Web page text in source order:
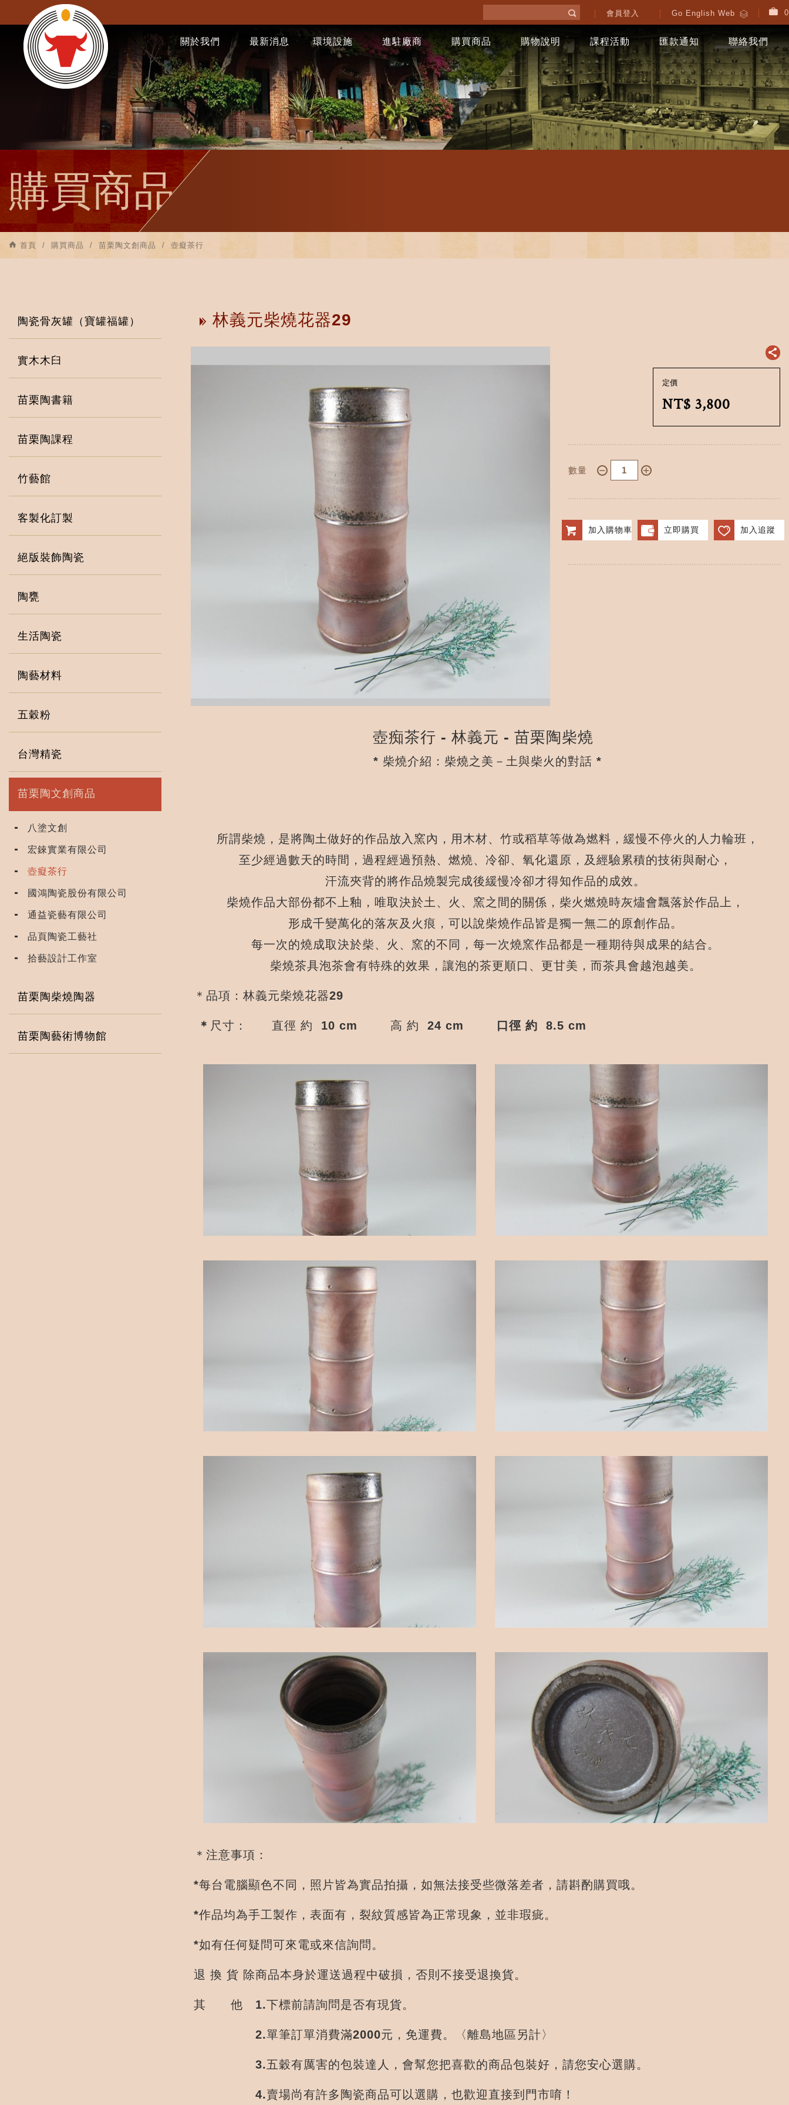
會員登入 Go English Web 0
關於我們 最新消息 環境設施 進駐廠商 購買商品 購物說明 課程活動 匯款通知 聯絡我們
購買商品
首頁 購買商品 苗栗陶文創商品 壺癡茶行
陶瓷骨灰罐（寶罐福罐）
實木木臼
苗栗陶書籍
苗栗陶課程
竹藝館
客製化訂製
絕版裝飾陶瓷
陶甕
生活陶瓷
陶藝材料
五穀粉
台灣精瓷
苗栗陶文創商品
八塗文創
宏錸實業有限公司
壺癡茶行
國鴻陶瓷股份有限公司
通益瓷藝有限公司
品頁陶瓷工藝社
拾藝設計工作室
苗栗陶柴燒陶器
苗栗陶藝術博物館
林義元柴燒花器29
定價
NT$3,800
數量
加入購物車 立即購買 加入追蹤
壺痴茶行 - 林義元 - 苗栗陶柴燒
* 柴燒介紹：柴燒之美－土與柴火的對話 *
所謂柴燒，是將陶土做好的作品放入窯內，用木材、竹或稻草等做為燃料，緩慢不停火的人力輪班，
至少經過數天的時間，過程經過預熱、燃燒、冷卻、氧化還原，及經驗累積的技術與耐心，
汗流夾背的將作品燒製完成後緩慢冷卻才得知作品的成效。
柴燒作品大部份都不上釉，唯取決於土、火、窯之間的關係，柴火燃燒時灰燼會飄落於作品上，
形成千變萬化的落灰及火痕，可以說柴燒作品皆是獨一無二的原創作品。
每一次的燒成取決於柴、火、窯的不同，每一次燒窯作品都是一種期待與成果的結合。
柴燒茶具泡茶會有特殊的效果，讓泡的茶更順口、更甘美，而茶具會越泡越美。
＊品項：林義元柴燒花器29
＊ 尺寸： 直徑 約 10 cm 高 約 24 cm 口徑 約 8.5 cm
＊注意事項：
*每台電腦顯色不同，照片皆為實品拍攝，如無法接受些微落差者，請斟酌購買哦。
*作品均為手工製作，表面有，裂紋質感皆為正常現象，並非瑕疵。
*如有任何疑問可來電或來信詢問。
退 換 貨 除商品本身於運送過程中破損，否則不接受退換貨。
其 他 1.下標前請詢問是否有現貨。
2.單筆訂單消費滿2000元，免運費。〈離島地區另計〉
3.五穀有厲害的包裝達人，會幫您把喜歡的商品包裝好，請您安心選購。
4.賣場尚有許多陶瓷商品可以選購，也歡迎直接到門市唷！